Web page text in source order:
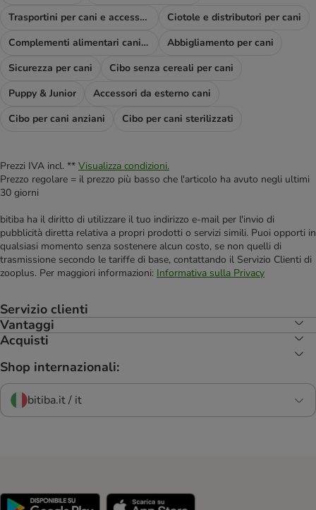
Trasportini per cani e accessori viaggio
Ciotole e distributori per cani
Complementi alimentari cani e diete
Abbigliamento per cani
Sicurezza per cani
Cibo senza cereali per cani
Puppy & Junior
Accessori da esterno cani
Cibo per cani anziani
Cibo per cani sterilizzati
Prezzi IVA incl. ** Visualizza condizioni.
Prezzo regolare = il prezzo più basso che l'articolo ha avuto negli ultimi
30 giorni
bitiba ha il diritto di utilizzare il tuo indirizzo e-mail per l'invio di
pubblicità diretta relativa a propri prodotti o servizi simili. Puoi opporti in
qualsiasi momento senza sostenere alcun costo, se non quelli di
trasmissione secondo le tariffe di base, contattando il Servizio Clienti di
zooplus. Per maggiori informazioni: Informativa sulla Privacy
Servizio clienti
Vantaggi
Acquisti
Shop internazionali:
bitiba.it / it